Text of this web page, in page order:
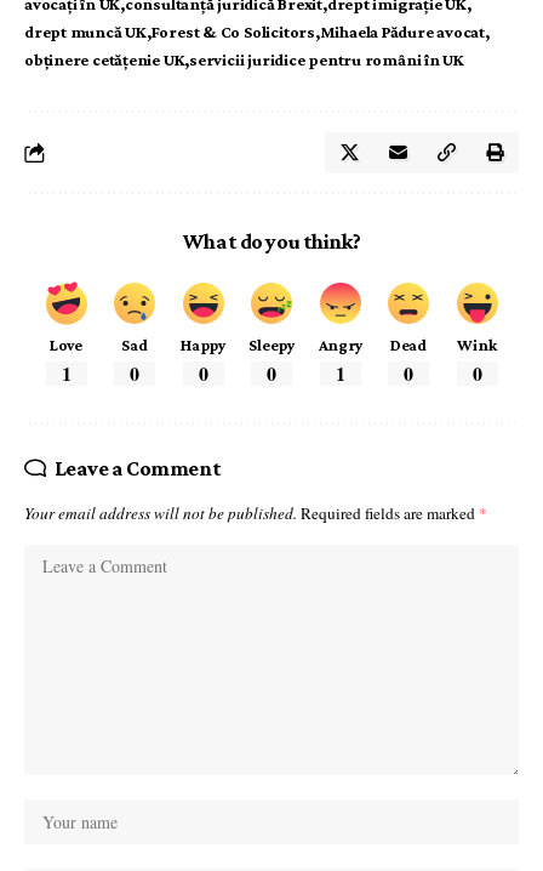
drept muncă UK Forest & Co Solicitors Mihaela Pădure avocat
obținere cetățenie UK servicii juridice pentru români în UK
What do you think?
Love
1
Sad
0
Happy
0
Sleepy
0
Angry
1
Dead
0
Wink
0
Leave a Comment
Your email address will not be published. Required fields are marked *